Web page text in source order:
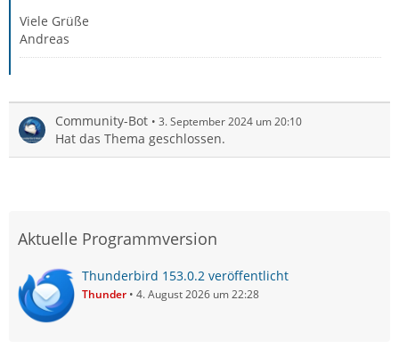
Viele Grüße
Andreas
Community-Bot 3. September 2024 um 20:10
Hat das Thema geschlossen.
Aktuelle Programmversion
Thunderbird 153.0.2 veröffentlicht
Thunder 4. August 2026 um 22:28